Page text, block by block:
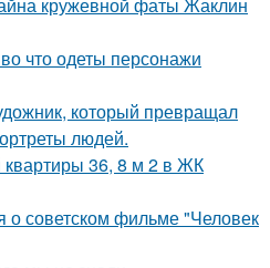
что одеты персонажи
который превращал
людей.
квартиры 36, 8 м 2 в ЖК
советском фильме "Человек